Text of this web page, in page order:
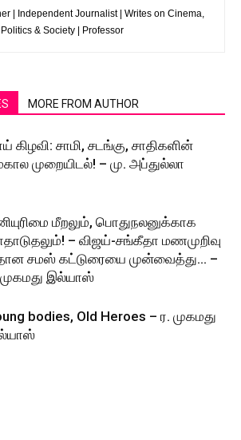
| Independent Journalist | Writes on Cinema,
Politics & Society | Professor
MORE FROM AUTHOR
கிழவி: சாமி, சடங்கு, சாதிகளின்
முறையிடல்! – மு. அப்துல்லா
மீறலும், பொதுநலனுக்காக
– விஜய்-சங்கீதா மணமுறிவு
சமஸ் கட்டுரையை முன்வைத்து… –
முகமது இல்யாஸ்
bodies, Old Heroes – ர. முகமது